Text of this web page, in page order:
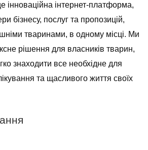
інноваційна інтернет-платформа,
бізнесу, послуг та пропозицій,
тваринами, в одному місці. Ми
рішення для власників тварин,
знаходити все необхідне для
та щасливого життя своїх